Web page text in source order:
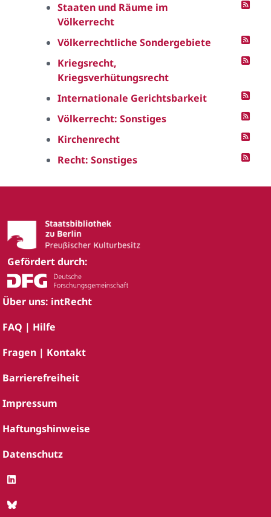
Staaten und Räume im
Völkerrecht
Völkerrechtliche Sondergebiete
Kriegsrecht,
Kriegsverhütungsrecht
Internationale Gerichtsbarkeit
Völkerrecht: Sonstiges
Kirchenrecht
Recht: Sonstiges
Gefördert durch:
Über uns: intRecht
FAQ | Hilfe
Fragen | Kontakt
Barrierefreiheit
Impressum
Haftungshinweise
Datenschutz